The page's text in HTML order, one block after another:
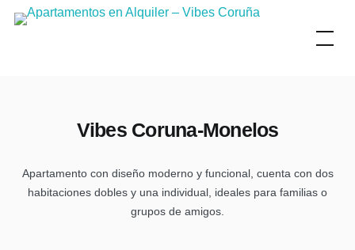
Skip
Vibes Coruna-Monelos
Apartamento con diseño moderno y funcional, cuenta con dos
habitaciones dobles y una individual, ideales para familias o
grupos de amigos.